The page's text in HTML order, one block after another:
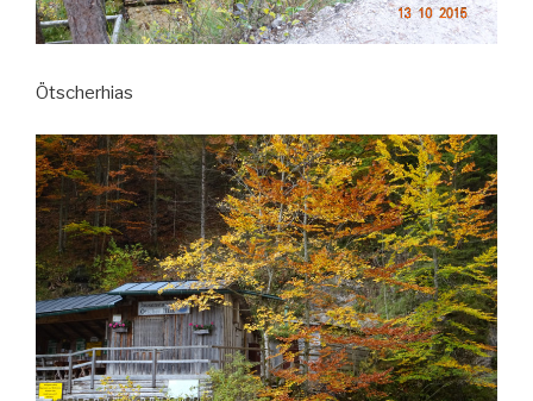
Ötscherhias